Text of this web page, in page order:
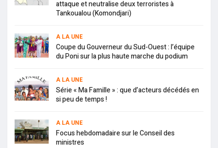
attaque et neutralise deux terroristes à
Tankoualou (Komondjari)
A LA UNE
Coupe du Gouverneur du Sud-Ouest : l’équipe
du Poni sur la plus haute marche du podium
A LA UNE
Série « Ma Famille » : que d’acteurs décédés en
si peu de temps !
A LA UNE
Focus hebdomadaire sur le Conseil des
ministres